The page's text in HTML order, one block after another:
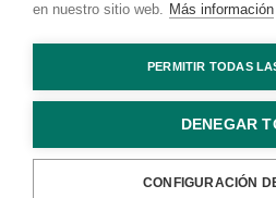
© 2023 Talking with Cambridge. All
by
en nuestro sitio web. Más información
PERMITIR TODAS
DENEGAR
CONFIGURACIÓN